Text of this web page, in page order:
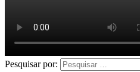
Pesquisar por: